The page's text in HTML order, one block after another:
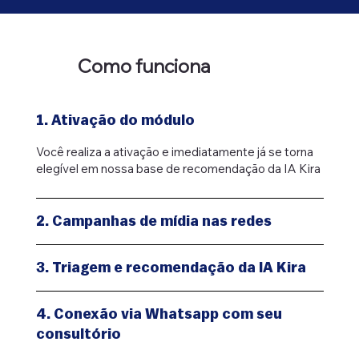
1. Ativação do módulo
Você realiza a ativação e imediatamente já se torna
elegível em nossa base de recomendação da IA Kira
2. Campanhas de mídia nas redes
3. Triagem e recomendação da IA Kira
4. Conexão via Whatsapp com seu
consultório
Como funciona